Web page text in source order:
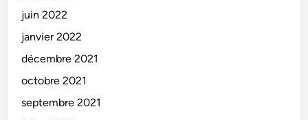
juin 2022
janvier 2022
décembre 2021
octobre 2021
septembre 2021